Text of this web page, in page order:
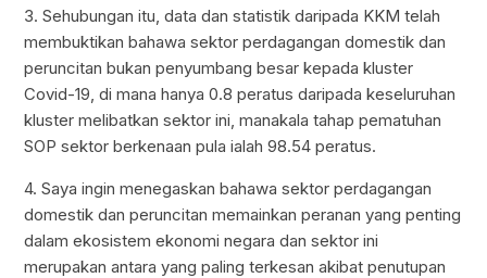
3. Sehubungan itu, data dan statistik daripada KKM telah
membuktikan bahawa sektor perdagangan domestik dan
peruncitan bukan penyumbang besar kepada kluster
Covid-19, di mana hanya 0.8 peratus daripada keseluruhan
kluster melibatkan sektor ini, manakala tahap pematuhan
SOP sektor berkenaan pula ialah 98.54 peratus.
4. Saya ingin menegaskan bahawa sektor perdagangan
domestik dan peruncitan memainkan peranan yang penting
dalam ekosistem ekonomi negara dan sektor ini
merupakan antara yang paling terkesan akibat penutupan